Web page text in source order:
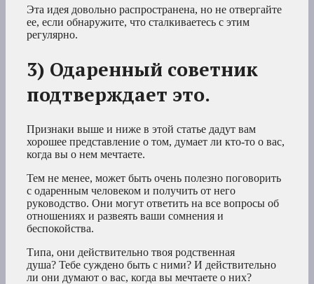
Эта идея довольно распространена, но не отвергайте
ее, если обнаружите, что сталкиваетесь с этим
регулярно.
3) Одаренный советник
подтверждает это.
Признаки выше и ниже в этой статье дадут вам
хорошее представление о том, думает ли кто-то о вас,
когда вы о нем мечтаете.
Тем не менее, может быть очень полезно поговорить
с одаренным человеком и получить от него
руководство. Они могут ответить на все вопросы об
отношениях и развеять ваши сомнения и
беспокойства.
Типа, они действительно твоя родственная
душа? Тебе суждено быть с ними? И действительно
ли они думают о вас, когда вы мечтаете о них?